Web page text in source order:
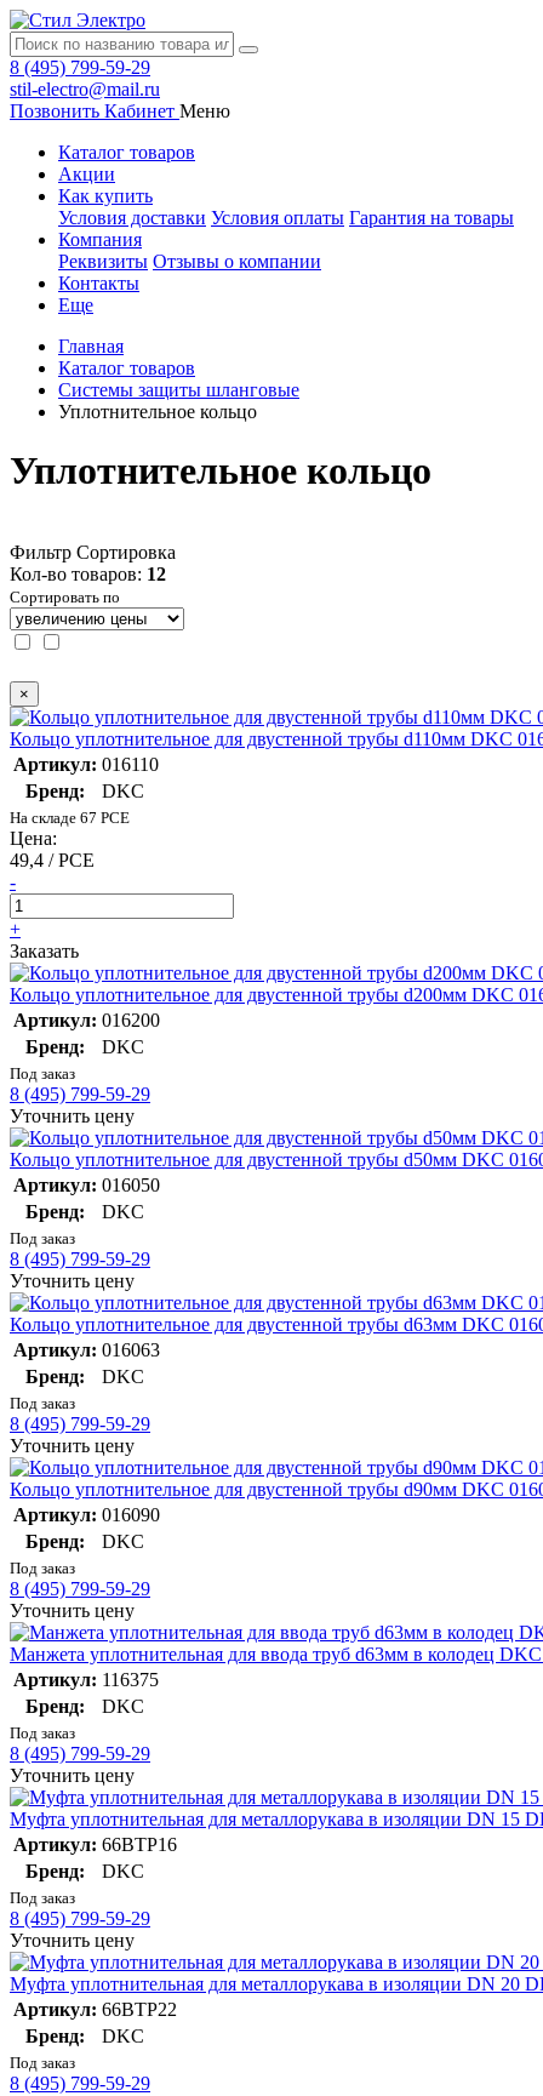
8 (495) 799-59-29
stil-electro@mail.ru
Позвонить Кабинет Меню
Каталог товаров
Акции
Как купить
Условия доставки Условия оплаты Гарантия на товары
Компания
Реквизиты Отзывы о компании
Контакты
Еще
Главная
Каталог товаров
Системы защиты шланговые
Уплотнительное кольцо
Уплотнительное кольцо
Фильтр Сортировка
Кол-во товаров: 12
Сортировать по
×
Кольцо уплотнительное для двустенной трубы d110мм DKC
Артикул: 016110
Бренд:
DKC
На складе 67 PCE
Цена:
49,4 / PCE
-
+
Заказать
Кольцо уплотнительное для двустенной трубы d200мм DKC
Артикул: 016200
Бренд:
DKC
Под заказ
8 (495) 799-59-29
Уточнить цену
Кольцо уплотнительное для двустенной трубы d50мм DKC
Артикул: 016050
Бренд:
DKC
Под заказ
8 (495) 799-59-29
Уточнить цену
Кольцо уплотнительное для двустенной трубы d63мм DKC
Артикул: 016063
Бренд:
DKC
Под заказ
8 (495) 799-59-29
Уточнить цену
Кольцо уплотнительное для двустенной трубы d90мм DKC
Артикул: 016090
Бренд:
DKC
Под заказ
8 (495) 799-59-29
Уточнить цену
Манжета уплотнительная для ввода труб d63мм в колодец
Артикул: 116375
Бренд:
DKC
Под заказ
8 (495) 799-59-29
Уточнить цену
Муфта уплотнительная для металлорукава в изоляции DN 15
Артикул: 66BTP16
Бренд:
DKC
Под заказ
8 (495) 799-59-29
Уточнить цену
Муфта уплотнительная для металлорукава в изоляции DN 20
Артикул: 66BTP22
Бренд:
DKC
Под заказ
8 (495) 799-59-29